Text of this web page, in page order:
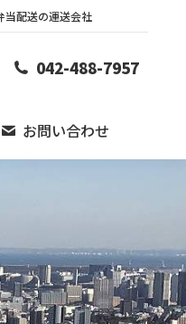
当配送の運送会社
042-488-7957
お問い合わせ
お問い合わせ